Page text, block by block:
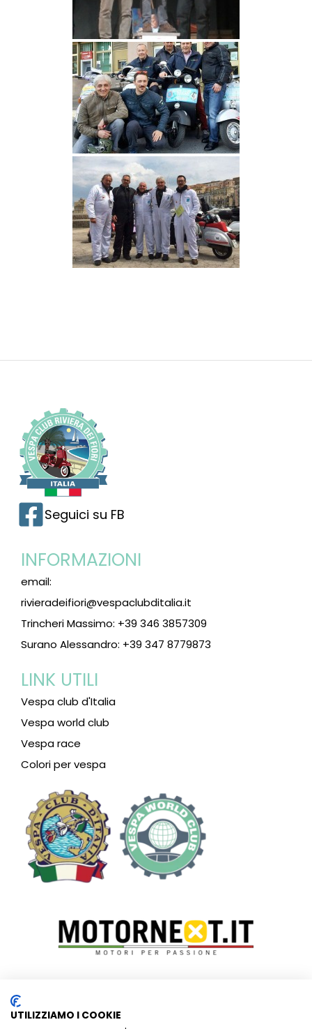
Seguici su FB
INFORMAZIONI
email:
rivieradeifiori@vespaclubditalia.it
Trincheri Massimo: +39 346 3857309
Surano Alessandro: +39 347 8779873
LINK UTILI
Vespa club d'Italia
Vespa world club
Vespa race
Colori per vespa
Vespa Club Riviera dei Fiori – SEDE LEGALE:
UTILIZZIAMO I COOKIE